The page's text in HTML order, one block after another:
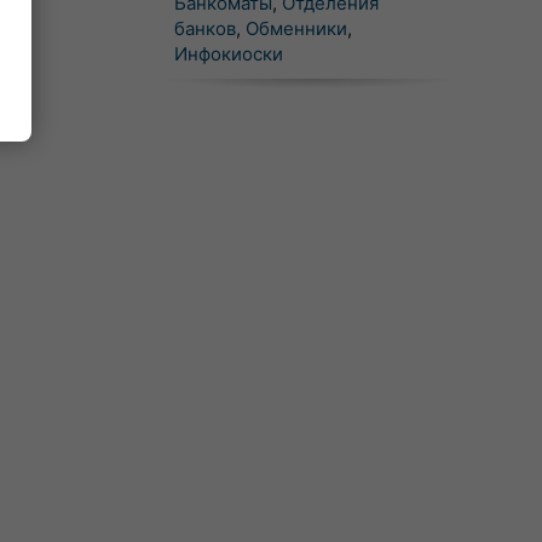
банков, Обменники,
Инфокиоски